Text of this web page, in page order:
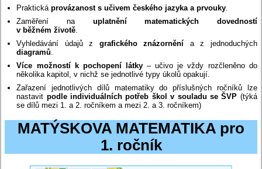
Praktickáprovázanost s učivem českého jazyka a prvouky.
Zaměření na uplatnění matematických dovedností
v běžném životě.
Vyhledávání údajů z grafického znázornění a z jednoduchých
diagramů.
Více možností k pochopení látky– učivo je vždy rozčleněno do
několika kapitol, v nichž se jednotlivé typy úkolů opakují.
Zařazení jednotlivých dílů matematiky do příslušných ročníků lze
nastavit podle individuálních potřeb škol v souladu se ŠVP (týká
se dílů mezi 1. a 2. ročníkem a mezi 2. a 3. ročníkem)
MATÝSKOVA MATEMATIKA pro
1. ročník